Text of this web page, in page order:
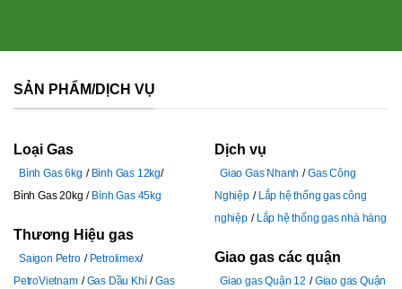
SẢN PHẨM/DỊCH VỤ
Loại Gas
Bình Gas 6kg
Bình Gas 12kg
Bình Gas 20kg
Bình Gas 45kg
Thương Hiệu gas
Saigon Petro
Petrolimex
PetroVietnam
Gas Dầu Khí
Gas
Dịch vụ
Giao Gas Nhanh
Gas Công
Nghiệp
Lắp hệ thống gas công
nghiệp
Lắp hệ thống gas nhà hàng
Giao gas các quận
Giao gas Quận 12
Giao gas Quận